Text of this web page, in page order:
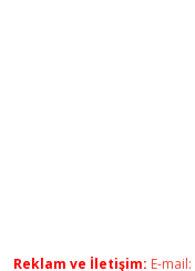
Reklam ve İletişim: E-mail: